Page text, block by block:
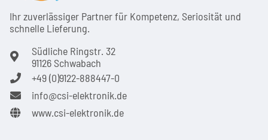
Ihr zuver­läs­siger Partner für Kom­pe­tenz, Seri­osi­tät und
schnel­le Lie­ferung.
Südliche Ringstr. 32
91126 Schwabach
+49 (0)9122-888447-0
info@csi-elektronik.de
www.csi-elektronik.de